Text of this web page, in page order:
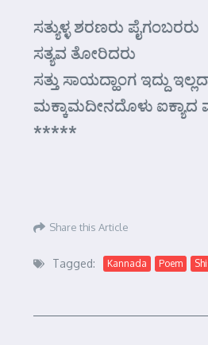
ಸತ್ಯುಳ್ಳ ಶರಣರು ಪೈಗಂಬರರು
ಸತ್ಯವ ತೋರಿದರು
ಸತ್ತು ಸಾಯದ್ಹಾಂಗ ಇದ್ದು
ಮಕ್ಕಾಮದೀನದೊಳು
*****
Share this Article
Tagged: Kannada Poem